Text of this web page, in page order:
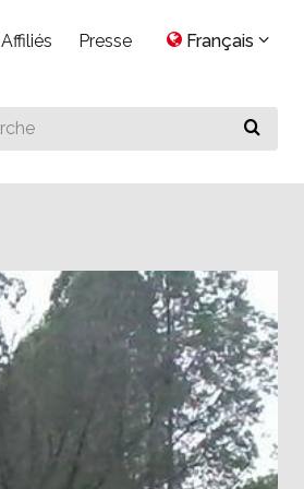
Affiliés Presse Français